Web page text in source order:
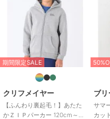
デイリーカジュアルにピ
【贈り物に ※以下のよう
ただいております】
お誕生日・バースデー・
この商品は無料ギフトサービ
>>無料ギフトサービスについ
期間限定SALE
クリフメイヤー
【ふんわり裏起毛！】あたた
かＺＩＰパーカー 120cm～
ブ
サマ
カッ